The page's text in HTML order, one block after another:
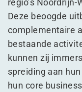
regio’s
Deze beoogde
complementaire
bestaande
kunnen zij
spreiding aan
hun core